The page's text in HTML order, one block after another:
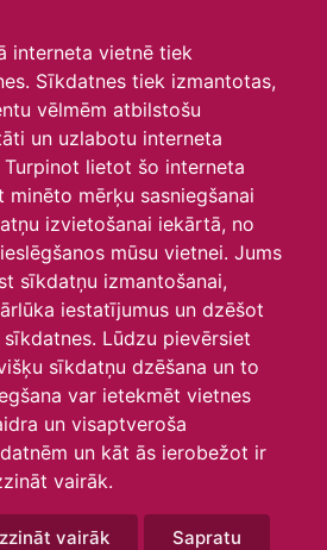
interneta vietnē tiek
Sīkdatnes tiek izmantotas,
vēlmēm atbilstošu
un uzlabotu interneta
lietot šo interneta
mērķu sasniegšanai
izvietošanai iekārtā, no
mūsu vietnei. Jums
sīkdatņu izmantošanai,
iestatījumus un dzēšot
Lūdzu pievērsiet
sīkdatņu dzēšana un to
var ietekmēt vietnes
un visaptveroša
un kāt ās ierobežot ir
vairāk.
vairāk Sapratu
Šonedēļ
Šomēnes
S
6 8